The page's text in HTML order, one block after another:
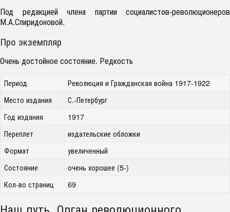
Под редакцией члена партии социалистов-революционеров
М.А.Спиридоновой.
Про экземпляр
Очень достойное состояние. Редкость
Период
Революция и Гражданская война 1917-1922
Место издания
С.-Петербург
Год издания
1917
Переплет
издательские обложки
Формат
увеличенный
Состояние
очень хорошее (5-)
Кол-во страниц
69